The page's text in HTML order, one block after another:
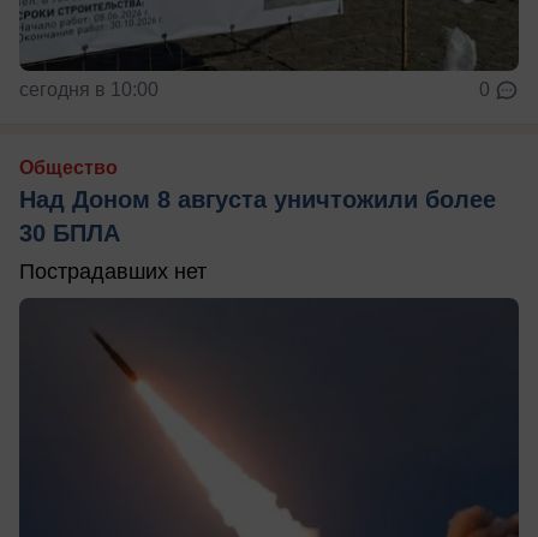
сегодня в 10:00 0
Общество
Над Доном 8 августа уничтожили более
30 БПЛА
Пострадавших нет